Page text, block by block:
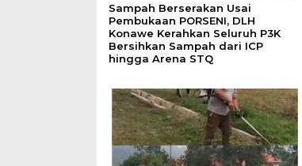
Sampah Berserakan Usai
Pembukaan PORSENI, DLH
Konawe Kerahkan Seluruh P3K
Bersihkan Sampah dari ICP
hingga Arena STQ